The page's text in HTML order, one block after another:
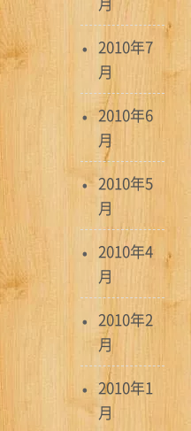
2010年7
月
2010年6
月
2010年5
月
2010年4
月
2010年2
月
2010年1
月